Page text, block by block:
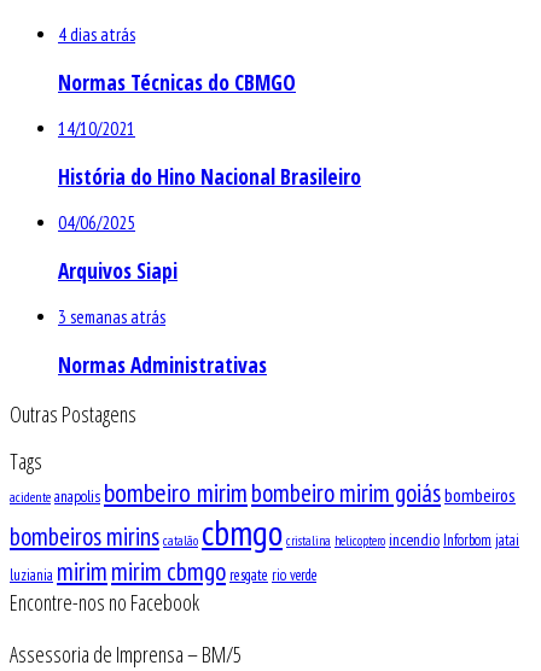
4 dias atrás
Normas Técnicas do CBMGO
14/10/2021
História do Hino Nacional Brasileiro
04/06/2025
Arquivos Siapi
3 semanas atrás
Normas Administrativas
Outras Postagens
Tags
acidente anapolis bombeiro mirimbombeiro mirim goiásbombeiros
bombeiros mirins catalão cbmgo cristalina helicoptero incendio Inforbom jatai
luziania mirimmirim cbmgo resgate rio verde
Encontre-nos no Facebook
Assessoria de Imprensa – BM/5